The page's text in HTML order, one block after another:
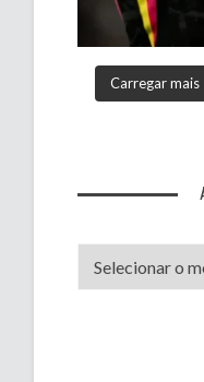
Carregar mais